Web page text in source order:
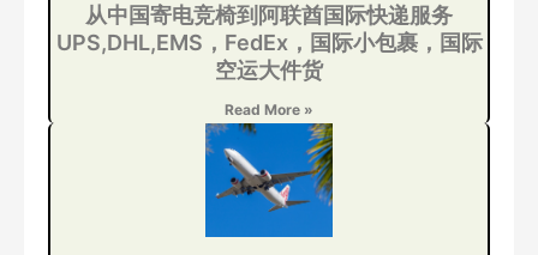
从中国寄电竞椅到阿联酋国际快递服务
UPS,DHL,EMS，FedEx，国际小包裹，国际
空运大件货
Read More »